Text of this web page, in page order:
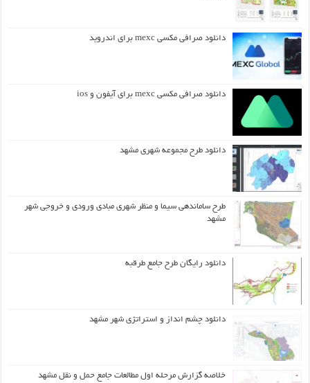
دانلود صرافی مکسی mexc برای اندروید
دانلود صرافی مکسی mexc برای آیفون و ios
دانلود طرح مجموعه شهری مشهد
طرح ساماندهی سیما و منظر شهری مبادی ورودی و خروجی شهر
مشهد
دانلود رایگان طرح جامع طرقبه
دانلود چشم انداز و استراتژی شهر مشهد
خلاصه گزارش مرحله اول مطالعات جامع حمل و نقل مشهد